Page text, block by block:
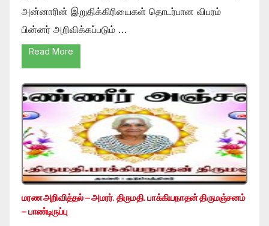
அன்னாரின் இறுதிக்கிரியைகள் தொடர்பான விபரம்
பின்னர் அறிவிக்கப்படும் …
Read More
மரண அறிவித்தல் – அமரர். திருமதி. பாக்கியநாதன் திருமஞ்சனம்
– பாண்டிருப்பு